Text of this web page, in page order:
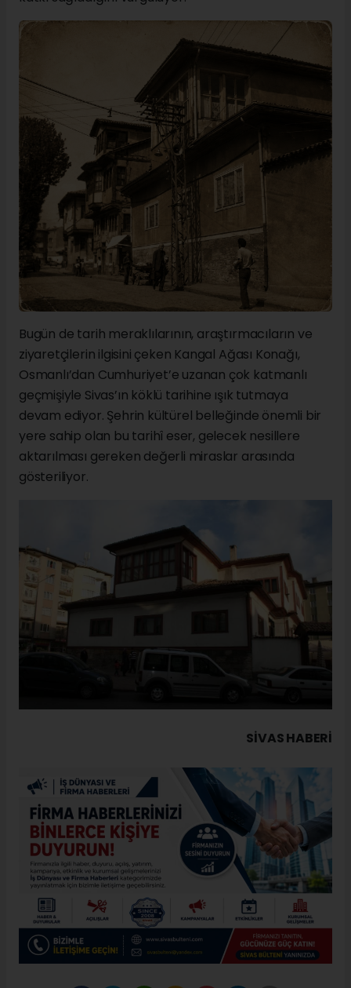
Bugün de tarih meraklılarının, araştırmacıların ve
ziyaretçilerin ilgisini çeken Kangal Ağası Konağı,
Osmanlı’dan Cumhuriyet’e uzanan çok katmanlı
geçmişiyle Sivas’ın köklü tarihine ışık tutmaya
devam ediyor. Şehrin kültürel belleğinde önemli bir
yere sahip olan bu tarihî eser, gelecek nesillere
aktarılması gereken değerli miraslar arasında
gösteriliyor.
SIVAS HABERİ